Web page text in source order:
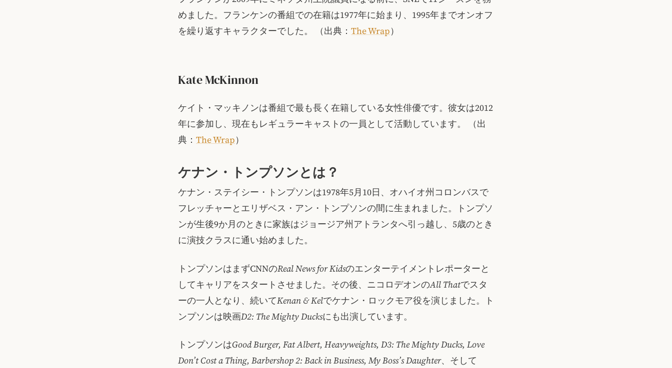
めました。フランケンの番組での在籍は1977年に始まり、1995年までオンオフ
を繰り返すキャラクターでした。
（出典： The Wrap）
Kate McKinnon
ケイト・マッキノンは番組で最も長く在籍している女性俳優です。彼女は2012
年に参加し、現在もレギュラーキャストの一員として活動しています。
（出
典： The Wrap）
ケナン・トンプソンとは？
ケナン・ステイシー・トンプソンは1978年5月10日、オハイオ州コロンバスで
フレッチャーとエリザベス・アン・トンプソンの間に生まれました。トンプソ
ンが生後9か月のときに家族はジョージア州アトランタへ引っ越し、5歳のとき
に演技クラスに通い始めました。
トンプソンはまずCNNのReal News for Kidsのエンターテイメントレポーターと
してキャリアをスタートさせました。その後、ニコロデオンのAll Thatでスタ
ーの一人となり、続いてKenan & Kelでケナン・ロックモア役を演じました。ト
ンプソンは映画D2: The Mighty Ducksにも出演しています。
トンプソンはGood Burger, Fat Albert, Heavyweights, D3: The Mighty Ducks, Love
Don’t Cost a Thing, Barbershop 2: Back in Business, My Boss’s Daughter、そして